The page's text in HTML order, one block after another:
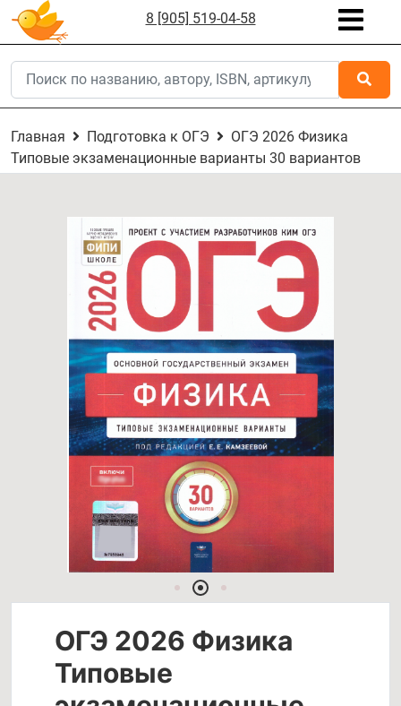
8 [905] 519-04-58
Главная Подготовка к ОГЭ
ОГЭ 2026 Физика
Типовые экзаменационные варианты 30 вариантов
ОГЭ 2026 Физика
Типовые